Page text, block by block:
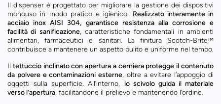
Il dispenser è progettato per migliorare la gestione dei dispositivi
monouso in modo pratico e igienico. Realizzato interamente in
acciaio inox AISI 304, garantisce resistenza alla corrosione e
facilità di sanificazione, caratteristiche fondamentali in ambienti
alimentari, farmaceutici e sanitari. La finitura Scotch-Brite™
contribuisce a mantenere un aspetto pulito e uniforme nel tempo.
Il tettuccio inclinato con apertura a cerniera protegge il contenuto
da polvere e contaminazioni esterne, oltre a evitare l’appoggio di
oggetti sulla superficie. All’interno, lo scivolo guida il materiale
verso l’apertura, facilitandone il prelievo e mantenendo l’ordine.